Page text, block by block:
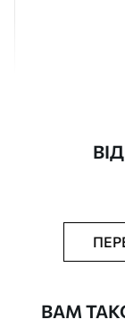
Додатково
ВАМ